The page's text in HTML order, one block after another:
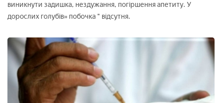
виникнути задишка, нездужання, погіршення апетиту. У
дорослих голубів» побочка " відсутня.